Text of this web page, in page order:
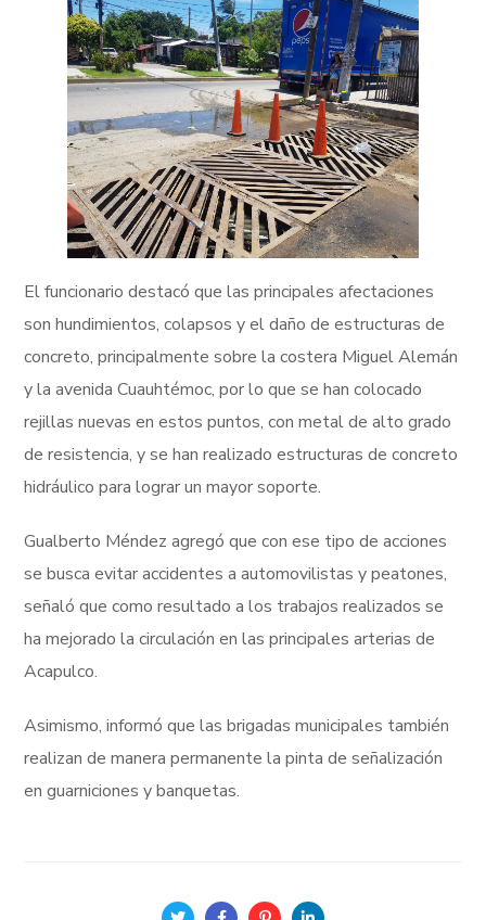
El funcionario destacó que las principales afectaciones
son hundimientos, colapsos y el daño de estructuras de
concreto, principalmente sobre la costera Miguel Alemán
y la avenida Cuauhtémoc, por lo que se han colocado
rejillas nuevas en estos puntos, con metal de alto grado
de resistencia, y se han realizado estructuras de concreto
hidráulico para lograr un mayor soporte.
Gualberto Méndez agregó que con ese tipo de acciones
se busca evitar accidentes a automovilistas y peatones,
señaló que como resultado a los trabajos realizados se
ha mejorado la circulación en las principales arterias de
Acapulco.
Asimismo, informó que las brigadas municipales también
realizan de manera permanente la pinta de señalización
en guarniciones y banquetas.